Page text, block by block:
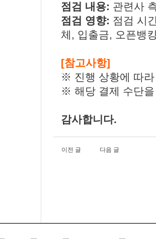
점검 내용: 관련사
점검 영향: 점검 시
체, 입출금, 오픈뱅
[참고사항]
※ 진행 상황에 따
※ 해당 결제 수단
감사합니다.
이전 글 다음 글